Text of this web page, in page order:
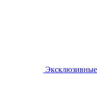
Эксклюзивные